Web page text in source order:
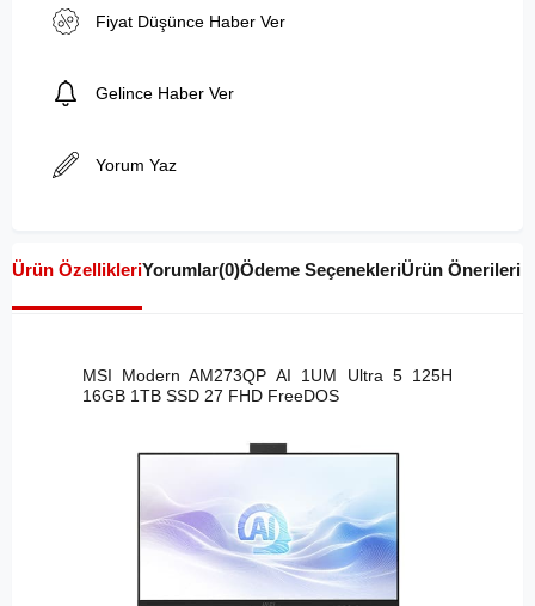
Fiyat Düşünce Haber Ver
Gelince Haber Ver
Yorum Yaz
Ürün ÖzellikleriYorumlar(0)Ödeme SeçenekleriÜrün Önerileri
MSI Modern AM273QP AI 1UM Ultra 5 125H
16GB 1TB SSD 27 FHD FreeDOS